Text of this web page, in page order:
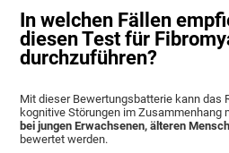
In welchen Fällen
diesen Test für
durchzuführen?
Mit dieser Bewertungsbatterie kann das
kognitive Störungen im Zusammenhang
bei jungen Erwachsenen, älteren
bewertet werden.